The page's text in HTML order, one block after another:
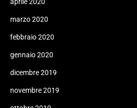
marzo 2020
febbraio 2020
gennaio 2020
dicembre 2019
novembre 2019